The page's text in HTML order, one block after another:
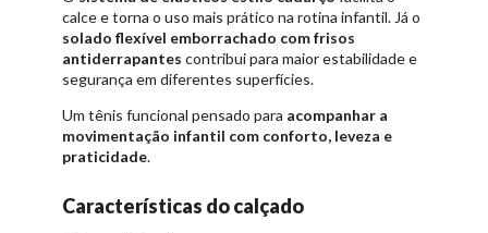
calce e torna o uso mais prático na rotina infantil. Já o
solado flexível emborrachado com frisos
antiderrapantes contribui para maior estabilidade e
segurança em diferentes superfícies.
Um tênis funcional pensado para acompanhar a
movimentação infantil com conforto, leveza e
praticidade.
Características do calçado